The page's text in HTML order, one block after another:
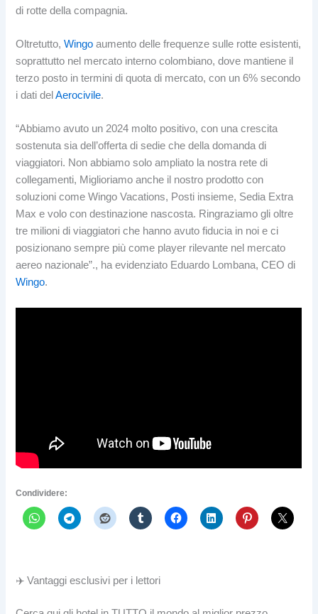
di rotte della compagnia.
Oltretutto,Wingo aumento delle frequenze sulle rotte esistenti,
soprattutto nel mercato interno colombiano, dove mantiene il
terzo posto in termini di quota di mercato, con un 6% secondo
i dati delAerocivile.
“Abbiamo avuto un 2024 molto positivo, con una crescita
sostenuta sia dell’offerta di sedie che della domanda di
viaggiatori. Non abbiamo solo ampliato la nostra rete di
collegamenti, Miglioriamo anche il nostro prodotto con
soluzioni come Wingo Vacations, Posti insieme, Sedia Extra
Max e volo con destinazione nascosta. Ringraziamo gli oltre
tre milioni di viaggiatori che hanno avuto fiducia in noi e ci
posizionano sempre più come player rilevante nel mercato
aereo nazionale”., ha evidenziato Eduardo Lombana, CEO di
Wingo.
Condividere:
✈️ Vantaggi esclusivi per i lettori